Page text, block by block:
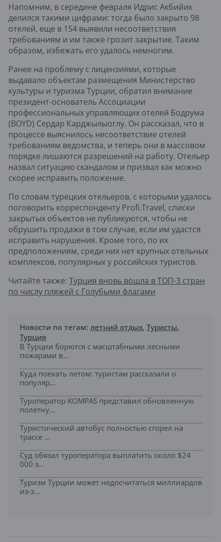
Напомним, в середине февраля Идрис Акбийик
делился такими цифрами: тогда было закрыто 98
отелей, еще в 154 выявили несоответствия
требованиям и им также грозит закрытие. Таким
образом, избежать его удалось немногим.
Ранее на проблему с лицензиями, которые
выдавало объектам размещения Министерство
культуры и туризма Турции, обратил внимание
президент-основатель Ассоциации
профессиональных управляющих отелей Бодрума
(BOYD) Сердар Карджылыоглу. Он рассказал, что в
процессе выяснилось несоответствие отелей
требованиям ведомства, и теперь они в массовом
порядке лишаются разрешений на работу. Отельер
назвал ситуацию скандалом и призвал как можно
скорее исправить положение.
По словам турецких отельеров, с которыми удалось
поговорить корреспонденту Profi.Travel, списки
закрытых объектов не публикуются, чтобы не
обрушить продажи в том случае, если им удастся
исправить нарушения. Кроме того, по их
предположениям, среди них нет крупных отельных
комплексов, популярных у российских туристов.
Читайте также: Турция вновь вошла в ТОП-3 стран
по числу пляжей с Голубыми флагами
Новости по тегам: летний отдых, Туристы,
Турция
В Турции борются с масштабными лесными
пожарами в...
Куда поехать летом: туристам рассказали о
популяр...
Туроператор KOMPAS представил обновленную
полетну...
Туристический автобус полностью сгорел на
трассе ...
Суд обязал туроператора выплатить около $24
000 з...
Туризм Турции может недосчитаться миллиардов
из-з...